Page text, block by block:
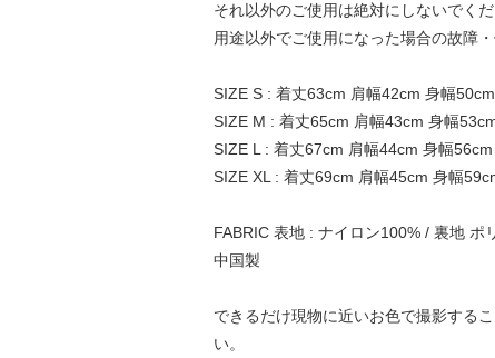
それ以外のご使用は絶対にしないでく
用途以外でご使用になった場合の故障
SIZE S : 着丈63cm 肩幅42cm 身幅
SIZE M : 着丈65cm 肩幅43cm 身幅
SIZE L : 着丈67cm 肩幅44cm 身幅
SIZE XL : 着丈69cm 肩幅45cm 身幅
FABRIC 表地 : ナイロン100% / 裏地
中国製
できるだけ現物に近いお色で撮影する
い。